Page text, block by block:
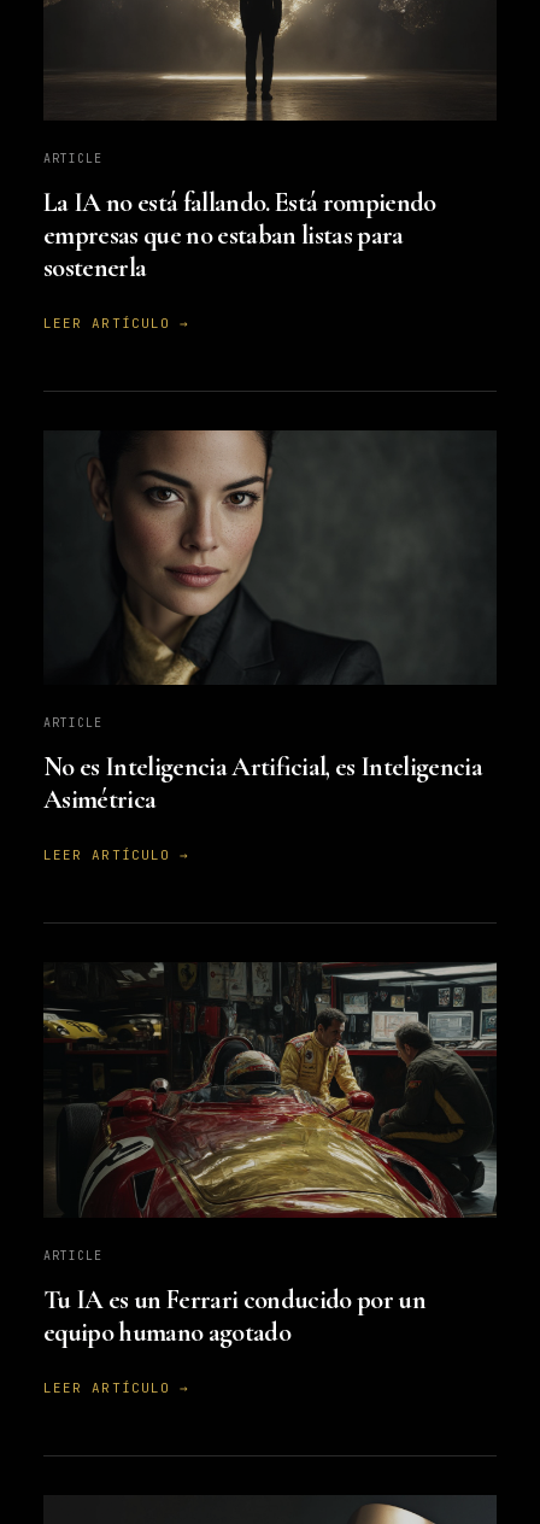
ARTICLE
La IA no está fallando. Está rompiendo
empresas que no estaban listas para
sostenerla
LEER ARTÍCULO →
ARTICLE
No es Inteligencia Artificial, es Inteligencia
Asimétrica
LEER ARTÍCULO →
ARTICLE
Tu IA es un Ferrari conducido por un
equipo humano agotado
LEER ARTÍCULO →